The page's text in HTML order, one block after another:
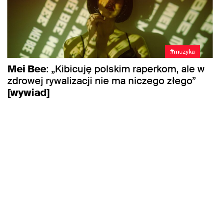
#muzyka
Mei Bee: „Kibicuję polskim raperkom, ale w
zdrowej rywalizacji nie ma niczego złego”
[wywiad]